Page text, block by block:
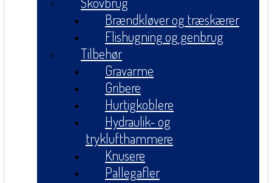
Brændkløver og træskærer
Flishugning og genbrug
Tilbehør
Gravarme
Gribere
Hurtigkoblere
Hydraulik- og
tryklufthammere
Knusere
Pallegafler